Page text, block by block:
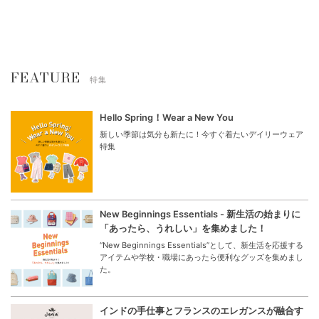
FEATURE 特集
Hello Spring！Wear a New You
新しい季節は気分も新たに！今すぐ着たいデイリーウェア
特集
New Beginnings Essentials - 新生活の始まりに
「あったら、うれしい」を集めました！
“New Beginnings Essentials”として、新生活を応援する
アイテムや学校・職場にあったら便利なグッズを集めまし
た。
インドの手仕事とフランスのエレガンスが融合す